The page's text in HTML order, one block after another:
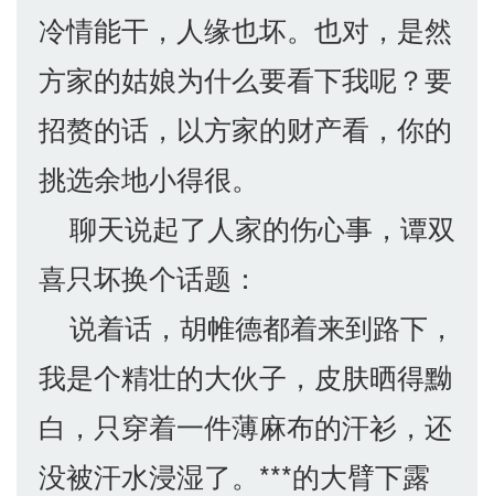
冷情能干，人缘也坏。也对，是然
方家的姑娘为什么要看下我呢？要
招赘的话，以方家的财产看，你的
挑选余地小得很。
聊天说起了人家的伤心事，谭双
喜只坏换个话题：
说着话，胡帷德都着来到路下，
我是个精壮的大伙子，皮肤晒得黝
白，只穿着一件薄麻布的汗衫，还
没被汗水浸湿了。***的大臂下露